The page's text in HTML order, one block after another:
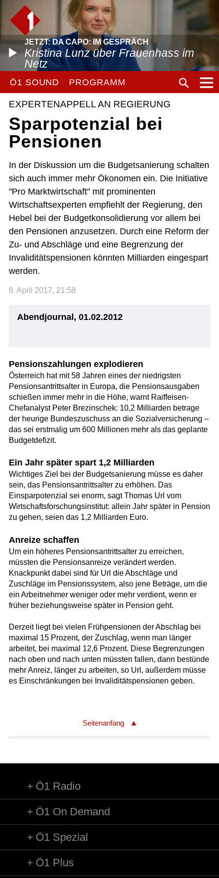
JETZT: DA CAPO: IM GESPRÄCH
Kristina Lunz über Frauenhass im
Netz
Ö1 SOUND PROGRAMM
EXPERTENAPPELL AN REGIERUNG
Sparpotenzial bei
Pensionen
In der Diskussion um die Budgetsanierung schalten
sich auch immer mehr Ökonomen ein. Die Initiative
"Pro Marktwirtschaft" mit prominenten
Wirtschaftsexperten empfiehlt der Regierung, den
Hebel bei der Budgetkonsolidierung vor allem bei
den Pensionen anzusetzen. Durch eine Reform der
Zu- und Abschläge und eine Begrenzung der
Invaliditätspensionen könnten Milliarden eingespart
werden.
8. April 2017, 21:58
Abendjournal, 01.02.2012
Pensionszahlungen explodieren
Österreich hat mit 58 Jahren eines der niedrigsten
Pensionsantrittsalter in Europa, die Pensionsausgaben
schießen immer mehr in die Höhe, warnt Raiffeisen-
Chefanalyst Peter Brezinschek: 10,2 Milliarden betrage
der heurige Bundeszuschuss an die Sozialversicherung –
das sei erstmalig um 600 Millionen mehr als das geplante
Budgetdefizit.
Ein Jahr später spart 1,2 Milliarden
Wichtiges Ziel bei der Budgetsanierung müsse es daher
sein, das Pensionsantrittsalter zu erhöhen. Das
Einsparpotenzial sei enorm, sagt Thomas Url vom
Wirtschaftsforschungsinstitut: allein Jahr später in Pension
zu gehen, seien das 1,2 Milliarden Euro.
Anreize schaffen
Um ein höheres Pensionsantrittsalter zu erreichen,
müssten die Pensionsanreize verändert werden.
Knackpunkt dabei sind für Url die Abschläge und
Zuschläge im Pensionssystem, also jene Beträge, um die
ein Arbeitnehmer weniger oder mehr verdient, wenn er
früher beziehungsweise später in Pension geht.
Derzeit liegt bei vielen Frühpensionen der Abschlag bei
maximal 15 Prozent, der Zuschlag, wenn man länger
arbeitet, bei maximal 12,6 Prozent. Diese Begrenzungen
nach oben und nach unten müssten fallen, dann bestünde
mehr Anreiz, länger zu arbeiten, so Url, außerdem müsse
es Einschränkungen bei Invaliditätspensionen geben.
Seitenanfang
Ö1 Radio
Ö1 On Demand
Ö1 Spezial
Ö1 Plus